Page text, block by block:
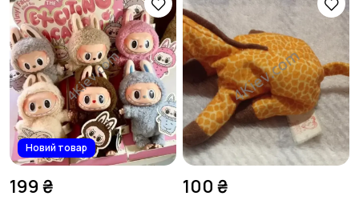
Новий товар
199 ₴ 100 ₴